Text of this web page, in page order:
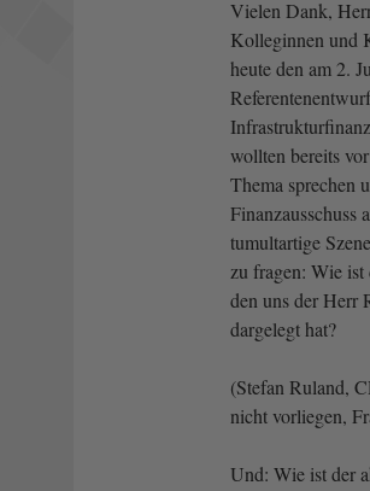
Vielen Dank,
Kolleginnen und
heute den am 2.
wollten bereits
Thema sprechen
Finanzausschuss
tumultartige
zu fragen: Wie
den uns der Herr
dargelegt hat?
(Stefan Ruland,
nicht vorliegen,
Und: Wie ist der